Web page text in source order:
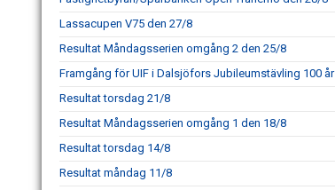
Lassacupen V75 den 27/8
Resultat Måndagsserien omgång 2 den 25/8
Framgång för UIF i Dalsjöfors Jubileumstävling 100 år
Resultat torsdag 21/8
Resultat Måndagsserien omgång 1 den 18/8
Resultat torsdag 14/8
Resultat måndag 11/8